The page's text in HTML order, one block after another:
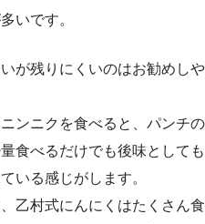
いです。
が残りにくいのはお勧めしや
ンニクを食べると、パンチの
食べるだけでも後味としても
いる感じがします。
乙村式にんにくはたくさん食